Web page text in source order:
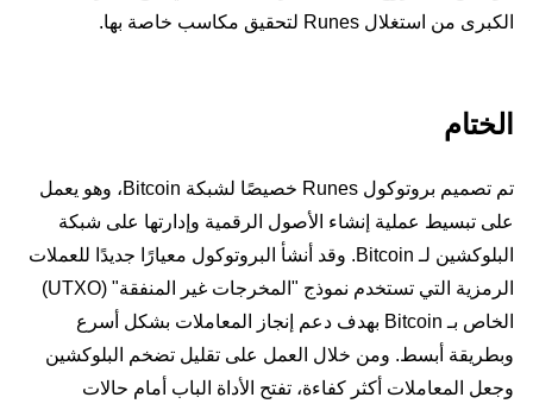
الكبرى من استغلال Runes لتحقيق مكاسب خاصة بها.
الختام
تم تصميم بروتوكول Runes خصيصًا لشبكة Bitcoin، وهو يعمل
على تبسيط عملية إنشاء الأصول الرقمية وإدارتها على شبكة
البلوكشين لـ Bitcoin. وقد أنشأ البروتوكول معيارًا جديدًا للعملات
الرمزية التي تستخدم نموذج "المخرجات غير المنفقة" (UTXO)
الخاص بـ Bitcoin بهدف دعم إنجاز المعاملات بشكل أسرع
وبطريقة أبسط. ومن خلال العمل على تقليل تضخم البلوكشين
وجعل المعاملات أكثر كفاءة، تفتح الأداة الباب أمام حالات